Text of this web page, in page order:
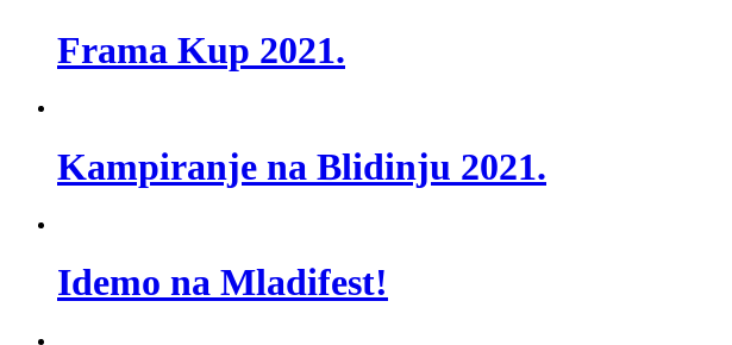
Frama Kup 2021.
Kampiranje na Blidinju 2021.
Idemo na Mladifest!